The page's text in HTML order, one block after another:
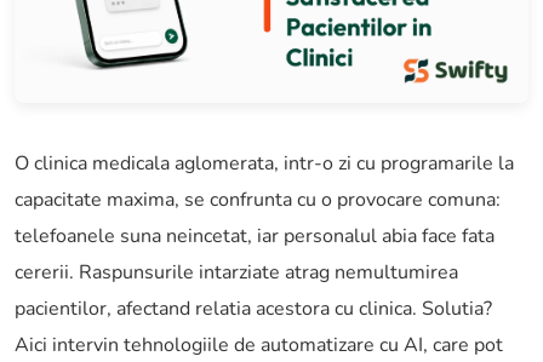
O clinica medicala aglomerata, intr-o zi cu programarile la
capacitate maxima, se confrunta cu o provocare comuna:
telefoanele suna neincetat, iar personalul abia face fata
cererii. Raspunsurile intarziate atrag nemultumirea
pacientilor, afectand relatia acestora cu clinica. Solutia?
Aici intervin tehnologiile de automatizare cu AI, care pot